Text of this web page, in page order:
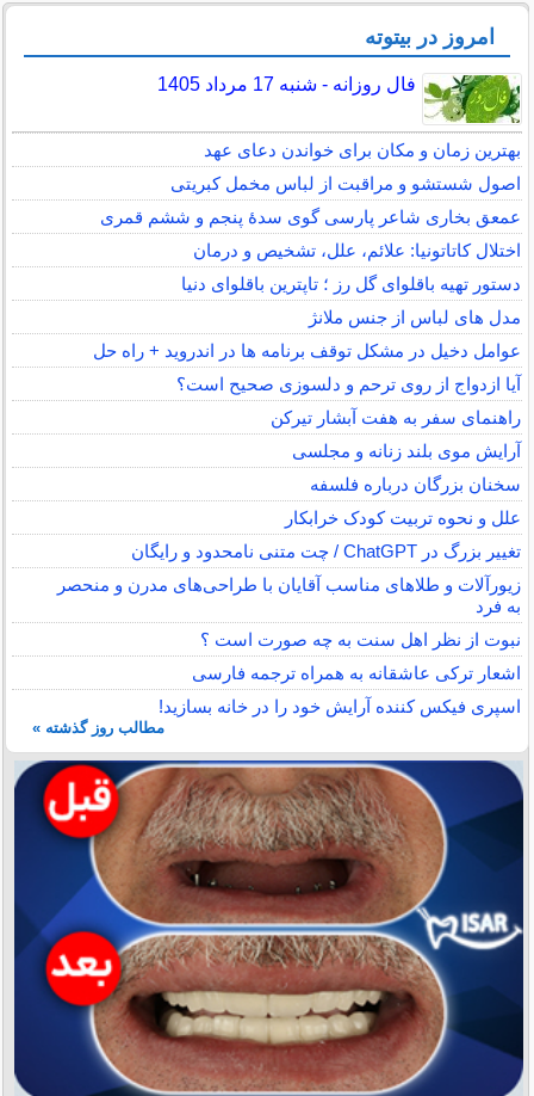
امروز در بیتوته
فال روزانه - شنبه 17 مرداد 1405
بهترین زمان و مکان برای خواندن دعای عهد
اصول شستشو و مراقبت از لباس مخمل کبریتی
عمعق بخاری شاعر پارسی گوی سدهٔ پنجم و ششم قمری
اختلال کاتاتونیا: علائم، علل، تشخیص و درمان
دستور تهیه باقلوای گل رز ؛ تاپترین باقلوای دنیا
مدل های لباس از جنس ملانژ
عوامل دخیل در مشکل توقف برنامه ها در اندروید + راه حل
آیا ازدواج از روی ترحم و دلسوزی صحیح است؟
راهنمای سفر به هفت آبشار تیرکن
آرایش موی بلند زنانه و مجلسی
سخنان بزرگان درباره فلسفه
علل و نحوه تربیت کودک خرابکار
تغییر بزرگ در ChatGPT / چت متنی نامحدود و رایگان
زیورآلات و طلاهای مناسب آقایان با طراحی‌های مدرن و منحصر
به فرد
نبوت از نظر اهل سنت به چه صورت است ؟
اشعار ترکی عاشقانه به همراه ترجمه فارسی
اسپری فیکس کننده آرایش خود را در خانه بسازید!
مطالب روز گذشته »